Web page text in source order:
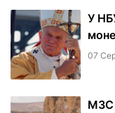
У
07
МЗС